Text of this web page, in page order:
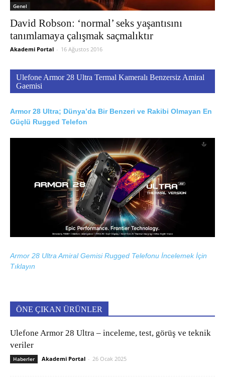
Genel
David Robson: ‘normal’ seks yaşantısını
tanımlamaya çalışmak saçmalıktır
Akademi Portal - 16 Ağustos 2016
Ulefone Armor 28 Ultra Termal Kameralı Benzersiz Amiral
Gaemisi
Armor 28 Ultra; Dünya’da Bir Benzeri ve Rakibi Olmayan En
Güçlü Rugged Telefon
Armor 28 Ultra Amiral Gemisi Rugged Telefonu İncelemek İçin
Tıklayın
ÖNE ÇIKAN ÜRÜNLER
Ulefone Armor 28 Ultra – inceleme, test, görüş ve teknik
veriler
Haberler Akademi Portal - 26 Ocak 2025